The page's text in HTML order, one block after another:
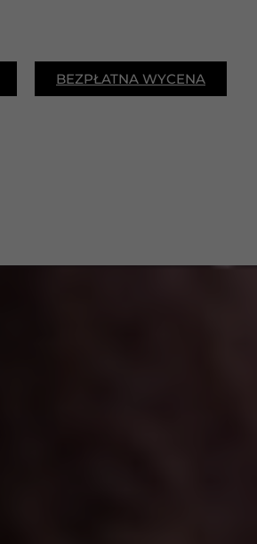
BEZPŁATNA WYCENA